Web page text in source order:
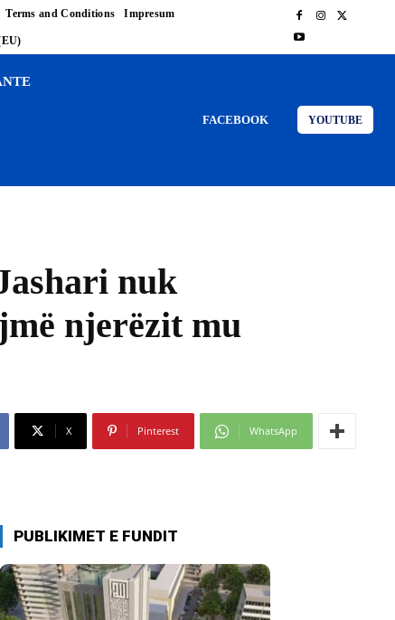
Terms and Conditions Impresum
FACEBOOK YOUTUBE
nuk
njerëzit mu
X Pinterest WhatsApp
PUBLIKIMET E FUNDIT